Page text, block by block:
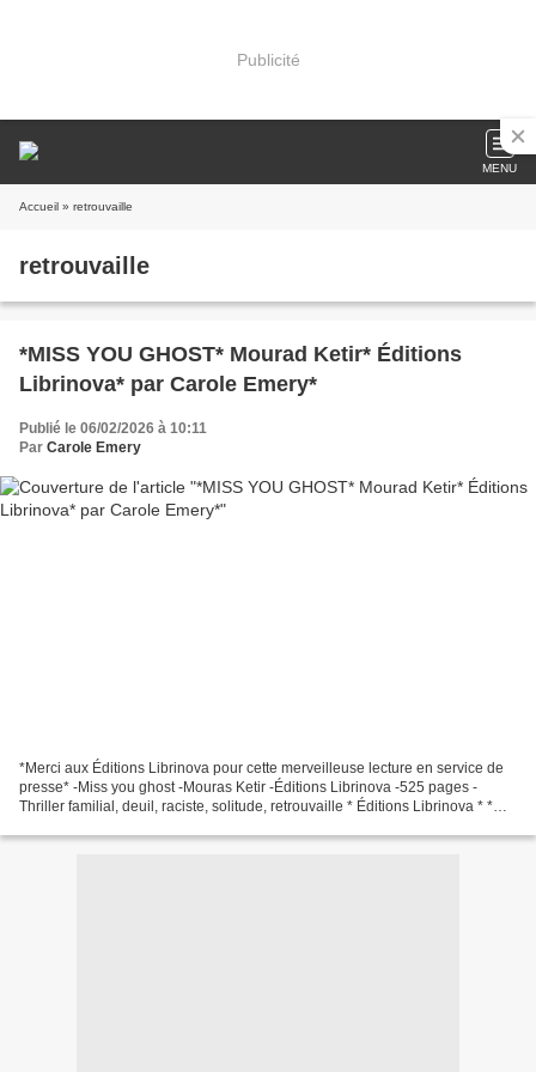
Publicité
MENU
Accueil » retrouvaille
retrouvaille
*MISS YOU GHOST* Mourad Ketir* Éditions
Librinova* par Carole Emery*
Publié le 06/02/2026 à 10:11
Par Carole Emery
*Merci aux Éditions Librinova pour cette merveilleuse lecture en service de
presse* -Miss you ghost -Mouras Ketir -Éditions Librinova -525 pages -
Thriller familial, deuil, raciste, solitude, retrouvaille * Éditions Librinova * *